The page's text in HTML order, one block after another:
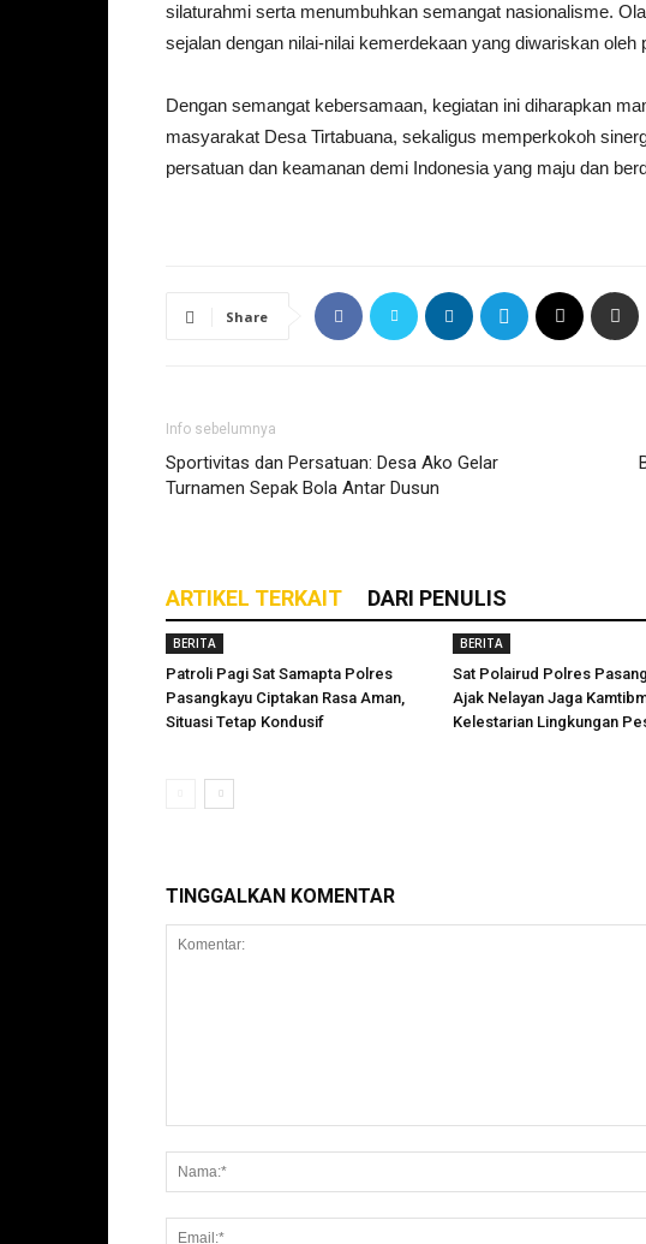
silaturahmi serta menumbuhkan semangat nasionalisme.
sejalan dengan nilai-nilai kemerdekaan yang diwariskan oleh
Dengan semangat kebersamaan, kegiatan ini diharapkan
masyarakat Desa Tirtabuana, sekaligus memperkokoh
persatuan dan keamanan demi Indonesia yang maju dan
Share
Info sebelumnya
Sportivitas dan Persatuan: Desa Ako Gelar
Turnamen Sepak Bola Antar Dusun
ARTIKEL TERKAIT DARI PENULIS
BERITA
Patroli Pagi Sat Samapta Polres
Pasangkayu Ciptakan Rasa Aman,
Situasi Tetap Kondusif
BERITA
Sat Polairud Polres
Ajak Nelayan Jaga
Kelestarian Lingkungan
TINGGALKAN KOMENTAR